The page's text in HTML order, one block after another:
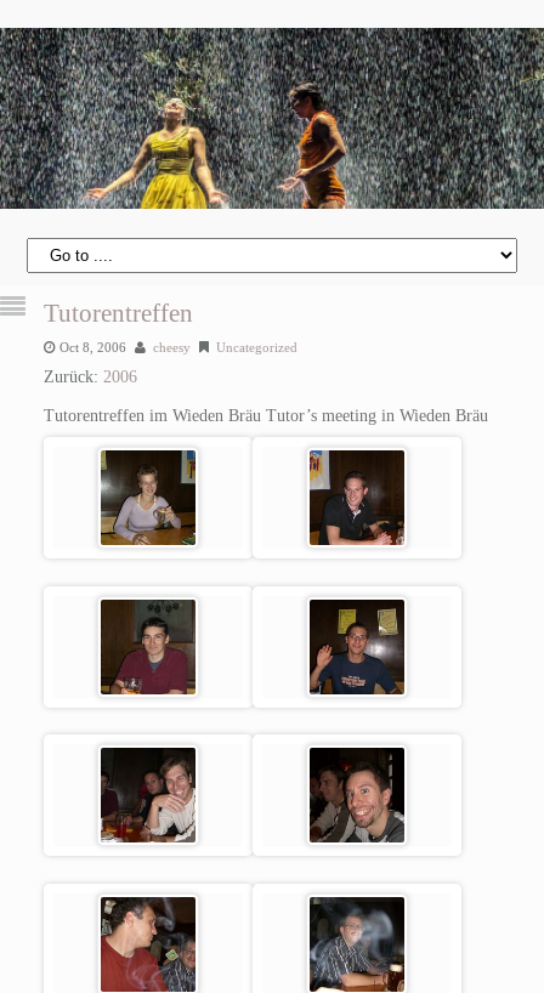
Tutorentreffen
Oct 8, 2006 cheesy Uncategorized
Zurück: 2006
Tutorentreffen im Wieden Bräu Tutor’s meeting in Wieden Bräu